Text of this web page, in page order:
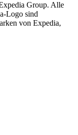
Group. Alle
Logo sind
von Expedia,